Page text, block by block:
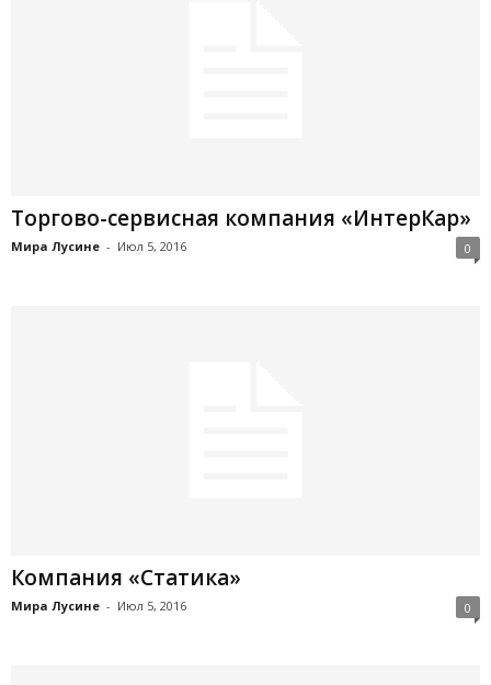
Торгово-сервисная компания «ИнтерКар»
Мира Лусине - Июл 5, 2016 0
Компания «Статика»
Мира Лусине - Июл 5, 2016 0